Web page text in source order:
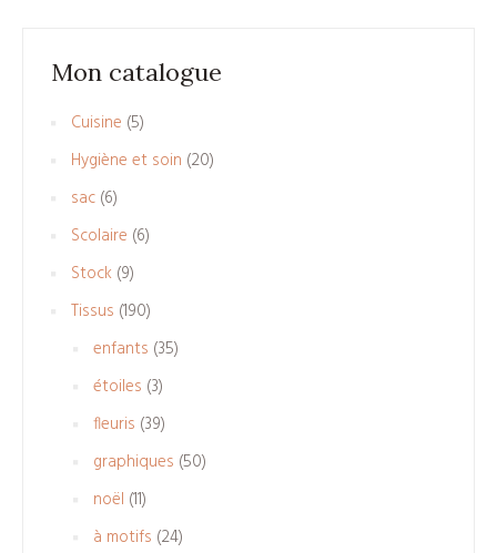
Mon catalogue
Cuisine 55
produits
Hygiène et soin 2020
sac 66
produits
Scolaire 66
Stock 99
produits
Tissus 190190
produits
enfants 3535
étoiles 33
produits
fleuris 3939
produits
graphiques 5050
noël 1111
produits
à motifs 2424